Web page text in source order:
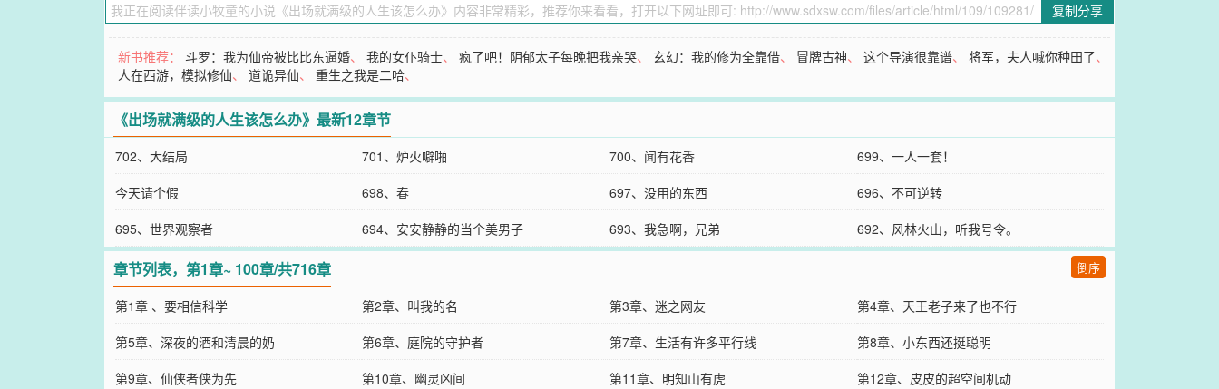
复制分享
新书推荐：斗罗：我为仙帝被比比东逼婚、我的女仆骑士、疯了吧！阴郁太子每晚把我亲哭、玄幻：我的修为全靠借、 冒牌古神、这个导演很靠谱、将军，夫人喊你种田了、
人在西游，模拟修仙、道诡异仙、重生之我是二哈、
《出场就满级的人生该怎么办》最新12章节
702、大结局 701、炉火噼啪 700、闻有花香
699、一人一套！
今天请个假
698、春 697、没用的东西
696、不可逆转
695、世界观察者
694、安安静静的当个美男子 693、我急啊，兄弟 692、风林火山，听我号令。
章节列表，第1章~ 100章/共716章 倒序
第1章 、要相信科学 第2章、叫我的名 第3章、迷之网友
第4章、天王老子来了也不行
第5章、深夜的酒和清晨的奶
第6章、庭院的守护者 第7章、生活有许多平行线
第8章、小东西还挺聪明
第9章、仙侠者侠为先
第10章、幽灵凶间 第11章、明知山有虎
第12章、皮皮的超空间机动